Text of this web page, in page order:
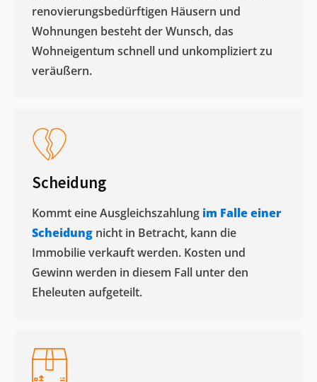
renovierungsbedürftigen Häusern und
Wohnungen besteht der Wunsch, das
Wohneigentum schnell und unkompliziert zu
veräußern. ​
Scheidung
Kommt eine Ausgleichszahlung im Falle einer
Scheidung nicht in Betracht, kann die
Immobilie verkauft werden. Kosten und
Gewinn werden in diesem Fall unter den
Eheleuten aufgeteilt.​